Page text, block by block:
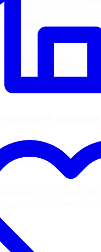
Prospekt im Überblick
Prospekt war vom
gültig und ist inzwischen
Aktionen lohnt sich ein
und Angebote von